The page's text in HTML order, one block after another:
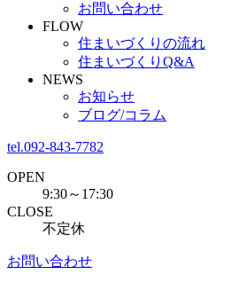
お問い合わせ
FLOW
住まいづくりの流れ
住まいづくりQ&A
NEWS
お知らせ
ブログ/コラム
tel.092-843-7782
OPEN
9:30～17:30
CLOSE
不定休
お問い合わせ